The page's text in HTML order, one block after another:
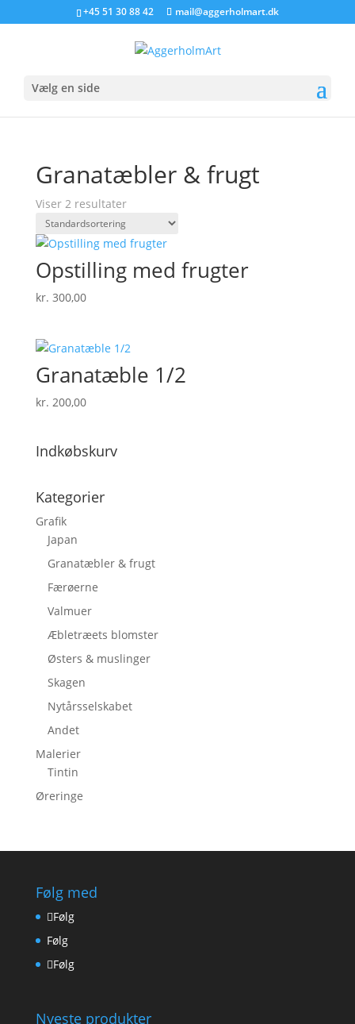
+45 51 30 88 42 mail@aggerholmart.dk
Vælg en side
Granatæbler & frugt
Viser 2 resultater
Opstilling med frugter
kr. 300,00
Granatæble 1/2
kr. 200,00
Indkøbskurv
Kategorier
Grafik
Japan
Granatæbler & frugt
Færøerne
Valmuer
Æbletræets blomster
Østers & muslinger
Skagen
Nytårsselskabet
Andet
Malerier
Tintin
Øreringe
Følg med
Følg
Følg
Følg
Nyeste produkter